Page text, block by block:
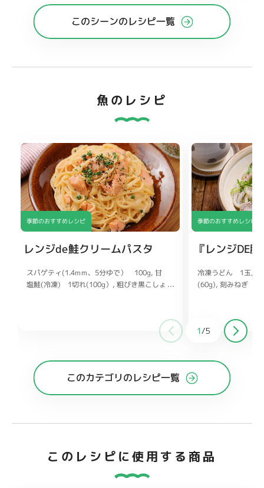
このシーンのレシピ一覧
魚のレシピ
季節のおすすめレシピ
レンジde鮭クリームパスタ
スパゲティ(1.4mm、5分ゆで） 100g 甘
塩鮭(冷凍) 1切れ(100g） 粗びき黒こしょ
季節のおすすめレシピ
『レンジDE
冷凍うどん 1玉
(60g) 刻みねぎ
鶏ガラスープの
ょう 各適量
1/5
このカテゴリのレシピ一覧
このレシピに使用する商品